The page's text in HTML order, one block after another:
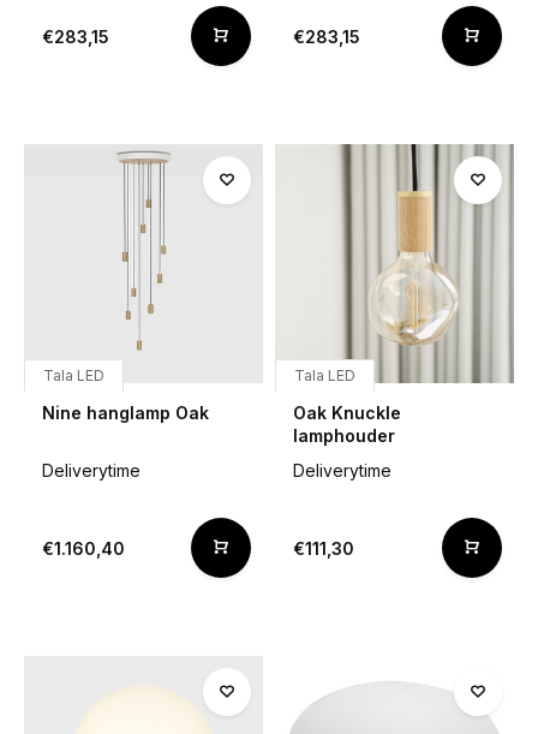
€283,15 €283,15
Tala LED
Nine hanglamp Oak
Deliverytime
€1.160,40
Tala LED
Oak Knuckle
lamphouder
Deliverytime
€111,30